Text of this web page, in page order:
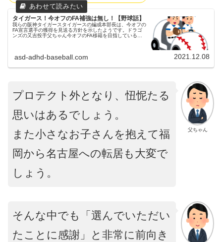
タイガース！今オフのFA補強は無し！【野球話】
我らの阪神タイガースタイガースの編成本部長は、今オフの
FA宣言選手の獲得を見送る方針を示したようです。ドラゴ
ンズの又吉投手父ちゃん今オフのFA移籍を目指しているの
asd-adhd-baseball.com 2021.12.08
父ちゃん
プロテクト外となり、忸怩たる
思いはあるでしょう。
また小さなお子さんを抱えて福
岡から名古屋への転居も大変で
しょう。
そんな中でも「選んでいただい
たことに感謝」と非常に前向き